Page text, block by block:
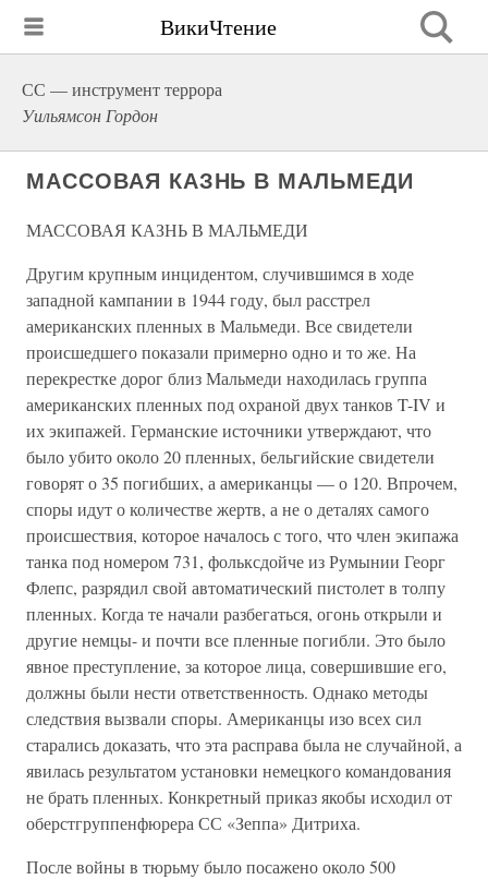
ВикиЧтение
СС — инструмент террора
Уильямсон Гордон
МАССОВАЯ КАЗНЬ В МАЛЬМЕДИ
МАССОВАЯ КАЗНЬ В МАЛЬМЕДИ
Другим крупным инцидентом, случившимся в ходе
западной кампании в 1944 году, был расстрел
американских пленных в Мальмеди. Все свидетели
происшедшего показали примерно одно и то же. На
перекрестке дорог близ Мальмеди находилась группа
американских пленных под охраной двух танков T-IV и
их экипажей. Германские источники утверждают, что
было убито около 20 пленных, бельгийские свидетели
говорят о 35 погибших, а американцы — о 120. Впрочем,
споры идут о количестве жертв, а не о деталях самого
происшествия, которое началось с того, что член экипажа
танка под номером 731, фольксдойче из Румынии Георг
Флепс, разрядил свой автоматический пистолет в толпу
пленных. Когда те начали разбегаться, огонь открыли и
другие немцы- и почти все пленные погибли. Это было
явное преступление, за которое лица, совершившие его,
должны были нести ответственность. Однако методы
следствия вызвали споры. Американцы изо всех сил
старались доказать, что эта расправа была не случайной, а
явилась результатом установки немецкого командования
не брать пленных. Конкретный приказ якобы исходил от
оберстгруппенфюрера СС «Зеппа» Дитриха.
После войны в тюрьму было посажено около 500